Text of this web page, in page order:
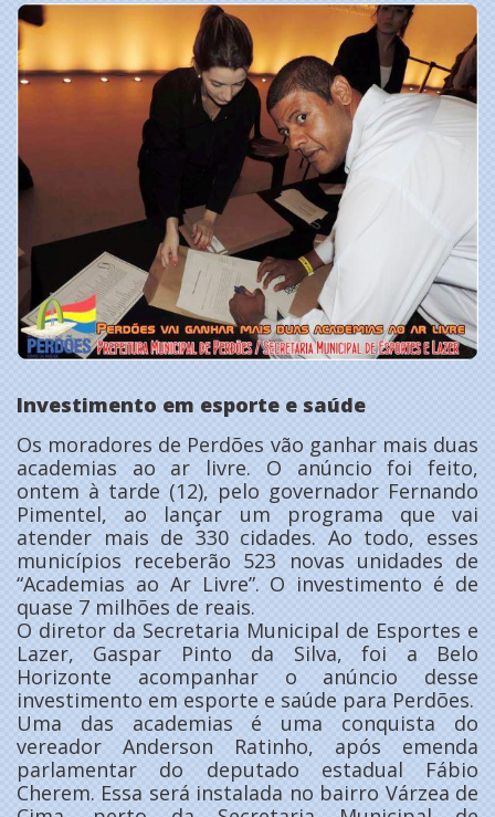
Investimento em esporte e saúde
Os moradores de Perdões vão ganhar mais duas
academias ao ar livre. O anúncio foi feito,
ontem à tarde (12), pelo governador Fernando
Pimentel, ao lançar um programa que vai
atender mais de 330 cidades. Ao todo, esses
municípios receberão 523 novas unidades de
“Academias ao Ar Livre”. O investimento é de
quase 7 milhões de reais.
O diretor da Secretaria Municipal de Esportes e
Lazer, Gaspar Pinto da Silva, foi a Belo
Horizonte acompanhar o anúncio desse
investimento em esporte e saúde para Perdões.
Uma das academias é uma conquista do
vereador Anderson Ratinho, após emenda
parlamentar do deputado estadual Fábio
Cherem. Essa será instalada no bairro Várzea de